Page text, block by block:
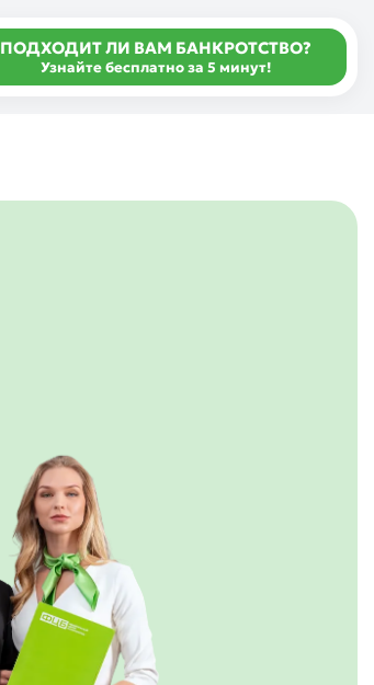
ПОДХОДИТ ЛИ ВАМ БАНКРОТСТВО?
Узнайте бесплатно за 5 минут!